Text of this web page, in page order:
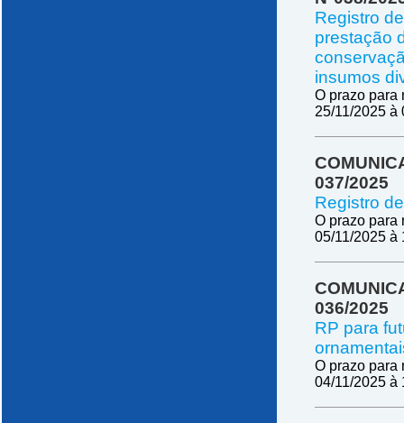
Registro
prestação
insumos
O prazo para
25/11/2025 à
037/2025
Registro
O prazo para
05/11/2025 à
036/2025
RP para
O prazo para
04/11/2025 à